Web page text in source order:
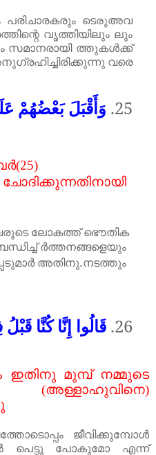
അവ
രു
ടെ
പരിചാരകരും
ലും
വൃത്തിയിലും
ത്തുകൾക്ക്
സമാനരായി
വരെ
25. وَأَقْبَلَ بَعْضُهُمْ
(25)
ചോദിക്കുന്നതിനായി
ഭൌതിക
ലോകത്ത്
ർത്തനങ്ങളെയും
നടത്തും
.
അതിനു
26. قَالُوا إِنَّا كُنَّا
ഇതിനു മുമ്പ് നമ്മുടെ
(അള്ളാഹുവിനെ)
ജീവിക്കുമ്പോൾ
പെട്ടു പോകുമോ
എന്ന്